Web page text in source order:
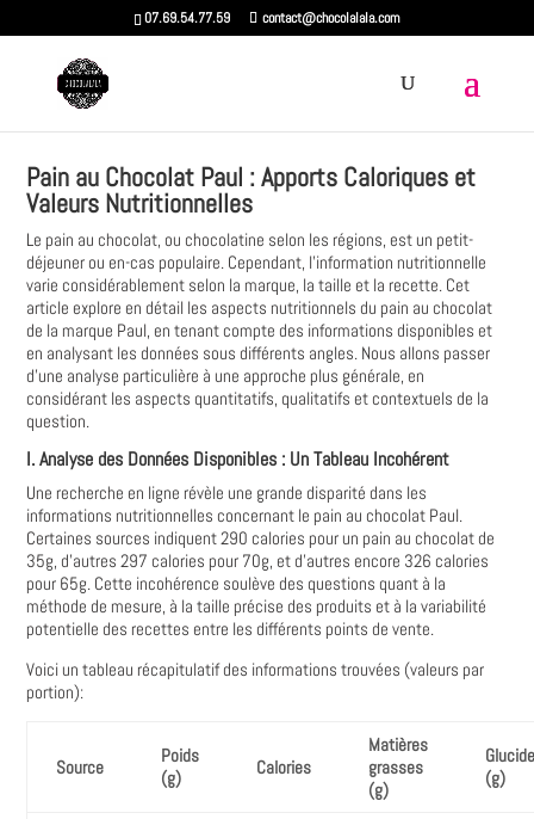
07.69.54.77.59 contact@chocolalala.com
Pain au Chocolat Paul : Apports Caloriques et
Valeurs Nutritionnelles
Le pain au chocolat‚ ou chocolatine selon les régions‚ est un petit-
déjeuner ou en-cas populaire. Cependant‚ l'information nutritionnelle
varie considérablement selon la marque‚ la taille et la recette. Cet
article explore en détail les aspects nutritionnels du pain au chocolat
de la marque Paul‚ en tenant compte des informations disponibles et
en analysant les données sous différents angles. Nous allons passer
d'une analyse particulière à une approche plus générale‚ en
considérant les aspects quantitatifs‚ qualitatifs et contextuels de la
question.
I. Analyse des Données Disponibles : Un Tableau Incohérent
Une recherche en ligne révèle une grande disparité dans les
informations nutritionnelles concernant le pain au chocolat Paul.
Certaines sources indiquent 290 calories pour un pain au chocolat de
35g‚ d'autres 297 calories pour 70g‚ et d'autres encore 326 calories
pour 65g. Cette incohérence soulève des questions quant à la
méthode de mesure‚ à la taille précise des produits et à la variabilité
potentielle des recettes entre les différents points de vente.
Voici un tableau récapitulatif des informations trouvées (valeurs par
portion):
Source
Poids
(g)
Calories
Matières
grasses
(g)
(g)